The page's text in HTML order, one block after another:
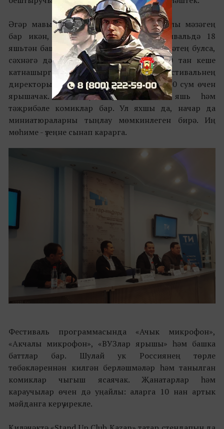
Әгәр мавыктыргыч тарихың яки кызыклы мәзәгең
бар икән, сине монда көтәләр! Фестивальдә 18
яшьтән башлап катнашып була, әмма сәләтең булса,
сәхнәгә дә чакыра алалар. «Чарада 230 тан кеше
катнашырга теләк белгерде», ди фестивальнең
директоры Илдар Фәттахов. Алар 100 000 сум өчен
ярышачак. Катнашучылар арасында яшь һәм
тәҗрибәле комиклар бар. Ул яхшы да, начар да
миниатюраларны тыңлау мөмкинлеген бирә. Иң
мөһиме - үзеңне сынап карарга.
Фестиваль программасында «Ачык микрофон»,
«Акчалы микрофон», «ВУЗлар ярышы» һәм башка
баттлар бар. Шулай ук Россиянең төрле
төбәкләреннән килгән берләшмәләр һәм танылган
комиклар чыгыш ясаячак. Җанатарлар һәм
караучылар өчен дә уңайлы: аларга 10 нан артык
мәйданга керү ирекле.